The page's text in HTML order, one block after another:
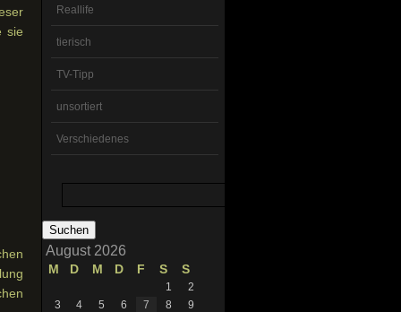
Reallife
tierisch
TV-Tipp
unsortiert
Verschiedenes
August 2026
M D M D F S S
1
2
3
4 5 6 7 8
9
sie